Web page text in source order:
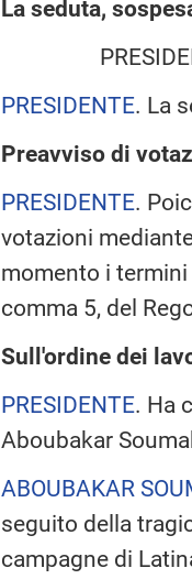
La seduta,
PRESIDENTE. La
Preavviso di
PRESIDENTE.
votazioni
momento i
comma 5, del
Sull'ordine dei
PRESIDENTE. Ha
Aboubakar
ABOUBAKAR
seguito della
campagne di